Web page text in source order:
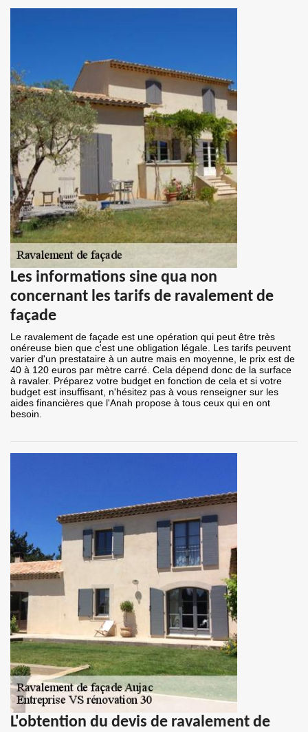
Les informations sine qua non
concernant les tarifs de ravalement de
façade
Le ravalement de façade est une opération qui peut être très
onéreuse bien que c'est une obligation légale. Les tarifs peuvent
varier d'un prestataire à un autre mais en moyenne, le prix est de
40 à 120 euros par mètre carré. Cela dépend donc de la surface
à ravaler. Préparez votre budget en fonction de cela et si votre
budget est insuffisant, n'hésitez pas à vous renseigner sur les
aides financières que l'Anah propose à tous ceux qui en ont
besoin.
L'obtention du devis de ravalement de